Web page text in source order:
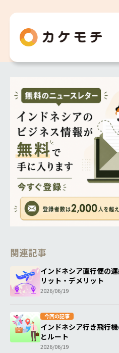
関連記事
インドネシア直行便の
リット・デメリット
2026/06/19
今回の記事
インドネシア行き飛行
とルート
2026/06/19